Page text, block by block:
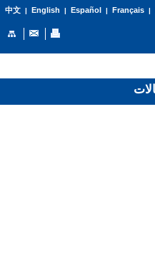
中文| English | Español | Français|